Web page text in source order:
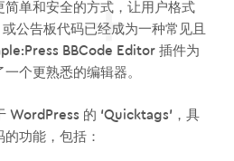
单和安全的方式，让用户格式
公告板代码已经成为一种常见且
BBCode Editor 插件为
个更熟悉的编辑器。
WordPress 的 ‘Quicktags’，具
功能，包括：